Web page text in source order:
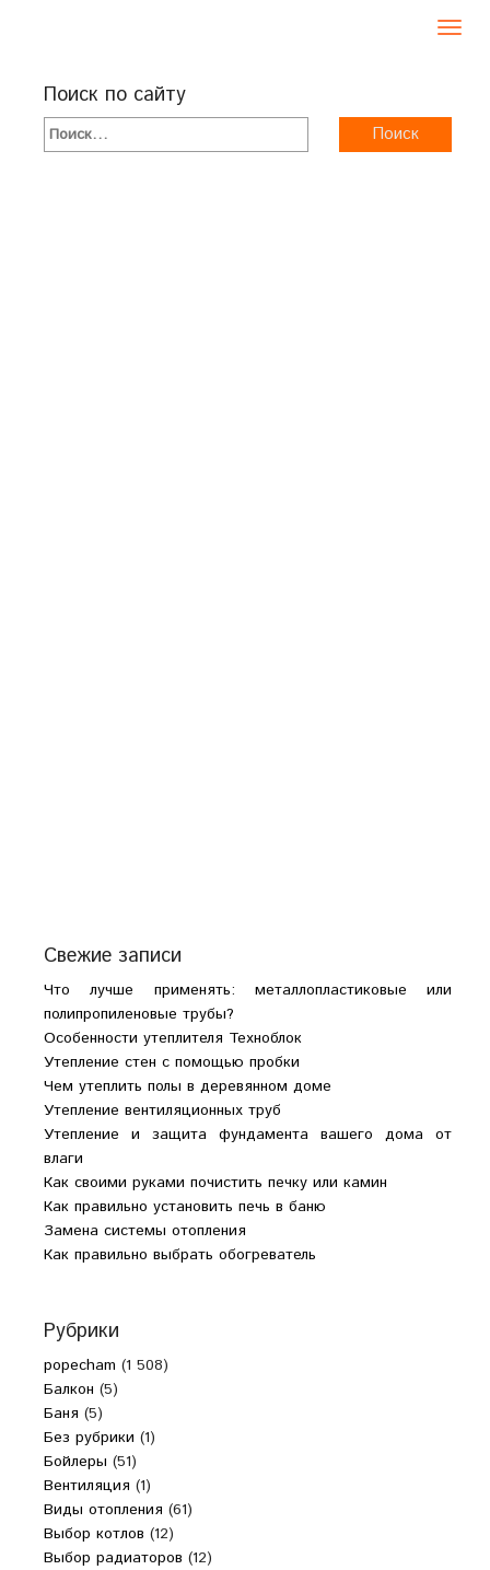
Поиск по сайту
Свежие записи
Что лучше применять: металлопластиковые или
полипропиленовые трубы?
Особенности утеплителя Техноблок
Утепление стен с помощью пробки
Чем утеплить полы в деревянном доме
Утепление вентиляционных труб
Утепление и защита фундамента вашего дома от
влаги
Как своими руками почистить печку или камин
Как правильно установить печь в баню
Замена системы отопления
Как правильно выбрать обогреватель
Рубрики
popecham (1 508)
Балкон (5)
Баня (5)
Без рубрики (1)
Бойлеры (51)
Вентиляция (1)
Виды отопления (61)
Выбор котлов (12)
Выбор радиаторов (12)